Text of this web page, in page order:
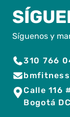
Síguenos y
310 766
Calle 116
Bogotá